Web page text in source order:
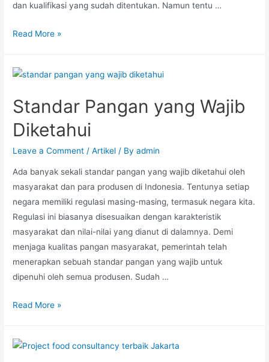
dan kualifikasi yang sudah ditentukan. Namun tentu …
Read More »
Standar Pangan yang Wajib
Diketahui
Leave a Comment /Artikel / Byadmin
Ada banyak sekali standar pangan yang wajib diketahui oleh
masyarakat dan para produsen di Indonesia. Tentunya setiap
negara memiliki regulasi masing-masing, termasuk negara kita.
Regulasi ini biasanya disesuaikan dengan karakteristik
masyarakat dan nilai-nilai yang dianut di dalamnya. Demi
menjaga kualitas pangan masyarakat, pemerintah telah
menerapkan sebuah standar pangan yang wajib untuk
dipenuhi oleh semua produsen. Sudah …
Read More »